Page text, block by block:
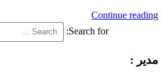
Continue reading
Search for:
مدیر :